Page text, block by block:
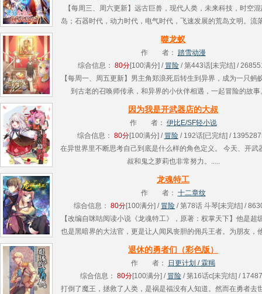
【每周三、周六更新】远古巨兽，现代人类，未来科技，时空
岛；石器时代，动力时代，电气时代，飞速发展的荒岛文明。流
岛，开局一个系统，秦天从零开始求生。校花女神，金发御姐
噬龙蚁
作 者： 踏雪动漫
综合信息： 80分[100满分] / 冒险/ 第443话[未完结] /
【每周一、周五更新】男主角郑浪死后转生到异界，成为一只蚂
到古老的召唤师传承，和异界的小伙伴相遇，一起冒险的故事
因为我是开武器店的大叔
作 者： 伊比E/SF轻小说
综合信息： 80分[100满分] / 冒险/ 192话[已完结] /
在异世界里不断思考自己到底是什么样的角色定义。 今天、开武
叔和鬼之萝莉也非常努力。.....
龙魂特工
作 者： 十二章纹
综合信息： 80分[100满分] / 冒险 / 第78话 斗琴[未完结] /
【改编自咪咕阅读小说《龙魂特工》，原著：权掌天下】他是超
也是黑暗界的大法官，更是让人闻风丧胆的佣兵王者。为朋友，
刀：为红颜，他血染战袍。只为一个信念，他重临花都，龙傲天
退休的勇者们（彩色版）
作 者：
日更计划 / 霖羯
综合信息： 80分[100满分] / 冒险/ 第16话c[未完结] /
打倒了魔王，拯救了人类，是祸是福没有人知道。然而在勇者去